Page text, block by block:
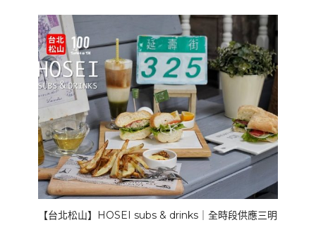
【台北松山】HOSEI subs & drinks｜全時段供應三明